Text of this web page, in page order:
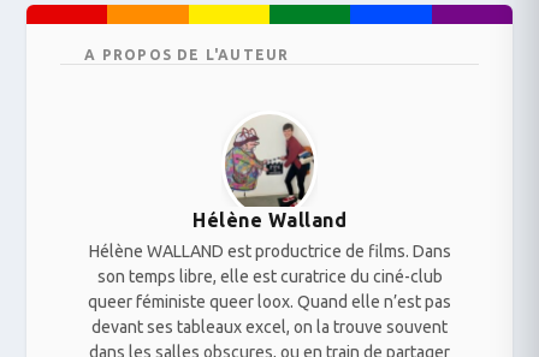
A PROPOS DE L'AUTEUR
Hélène Walland
Hélène WALLAND est productrice de films. Dans
son temps libre, elle est curatrice du ciné-club
queer féministe queer loox. Quand elle n’est pas
devant ses tableaux excel, on la trouve souvent
dans les salles obscures, ou en train de partager